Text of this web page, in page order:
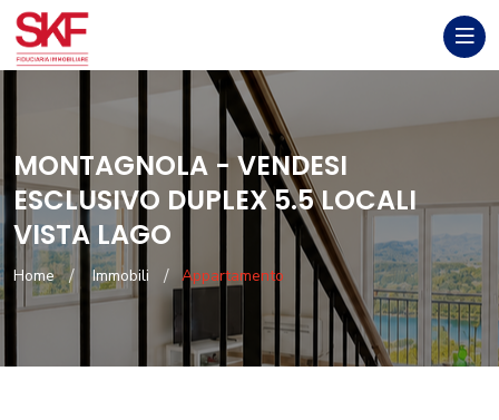
MONTAGNOLA - VENDESI
ESCLUSIVO DUPLEX 5.5 LOCALI
VISTA LAGO
Home Immobili Appartamento